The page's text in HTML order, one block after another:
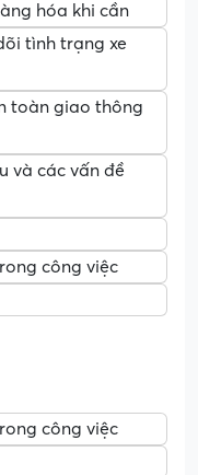
hóa khi cần
tình trạng xe
toàn giao thông
và các vấn đề
công việc
công việc